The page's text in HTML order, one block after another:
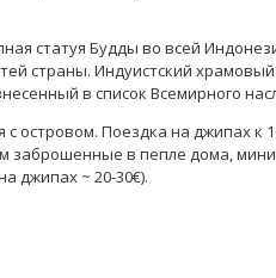
статуя Будды во всей
страны. Индуистский
в список Всемирного
островом. Поездка на джипах к
в пепле дома,
джипах ~ 20-30€).